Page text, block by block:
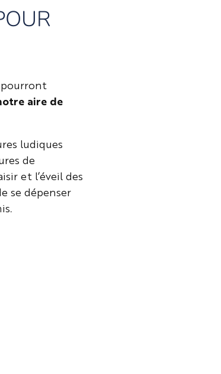
pourront
aire de
ludiques
de
et l’éveil des
se dépenser